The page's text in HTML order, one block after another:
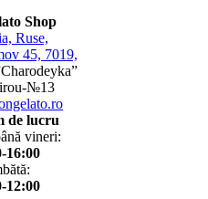
Shop
Ruse,
45, 7019,
№13
de lucru
vineri:
16:00
12:00